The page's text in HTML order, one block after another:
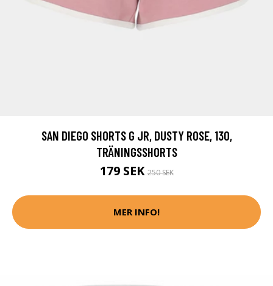
SAN DIEGO SHORTS G JR, DUSTY ROSE, 130,
TRÄNINGSSHORTS
179 SEK250 SEK
MER INFO!